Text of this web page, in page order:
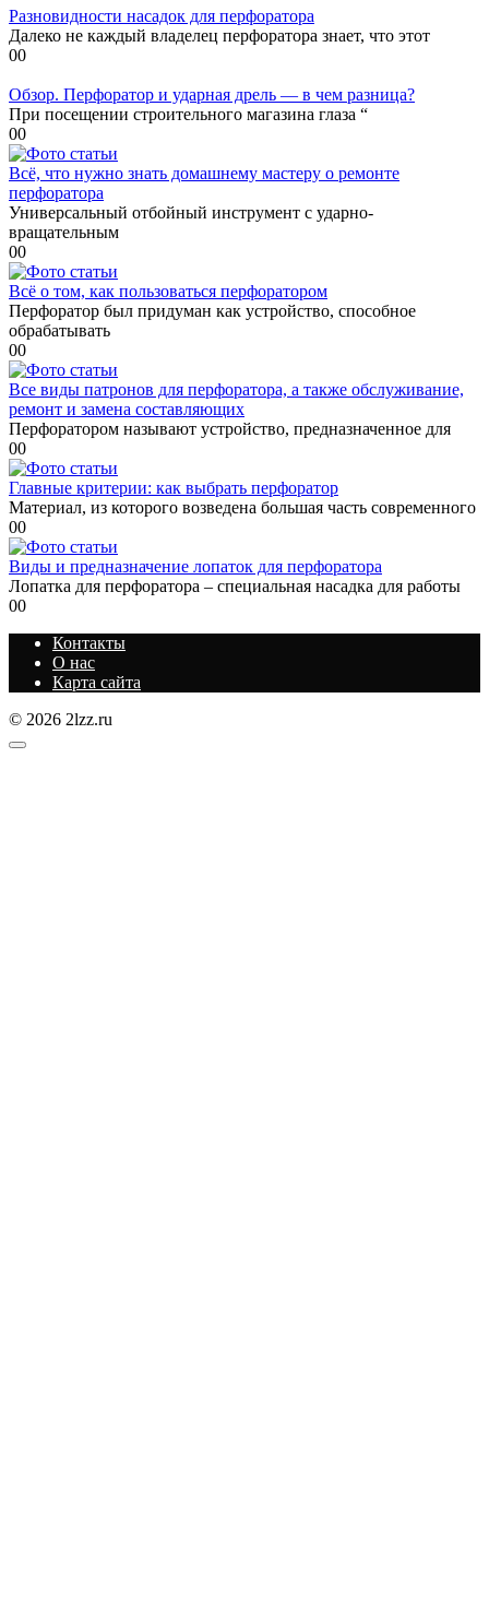
Разновидности насадок для перфоратора
Далеко не каждый владелец перфоратора знает, что этот
00
Обзор. Перфоратор и ударная дрель — в чем разница?
При посещении строительного магазина глаза “
00
Всё, что нужно знать домашнему мастеру о ремонте
перфоратора
Универсальный отбойный инструмент с ударно-
вращательным
00
Всё о том, как пользоваться перфоратором
Перфоратор был придуман как устройство, способное
обрабатывать
00
Все виды патронов для перфоратора, а также обслуживание,
ремонт и замена составляющих
Перфоратором называют устройство, предназначенное для
00
Главные критерии: как выбрать перфоратор
Материал, из которого возведена большая часть современного
00
Виды и предназначение лопаток для перфоратора
Лопатка для перфоратора – специальная насадка для работы
00
Контакты
О нас
Карта сайта
© 2026 2lzz.ru